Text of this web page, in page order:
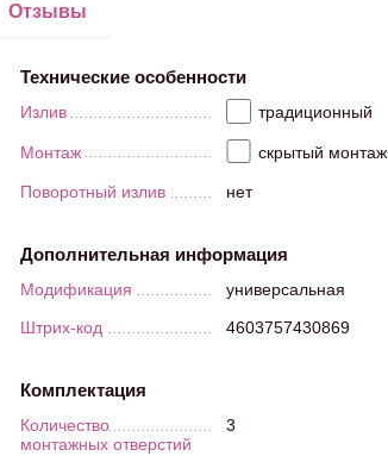
Отзывы
Технические особенности
Излив традиционный
Монтаж скрытый монтаж
Поворотный излив нет
Дополнительная информация
Модификация
универсальная
Штрих-код
4603757430869
Комплектация
Количество
монтажных отверстий
3